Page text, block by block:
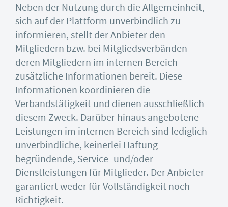
Neben der Nutzung durch die Allgemeinheit,
sich auf der Plattform unverbindlich zu
informieren, stellt der Anbieter den
Mitgliedern bzw. bei Mitgliedsverbänden
deren Mitgliedern im internen Bereich
zusätzliche Informationen bereit. Diese
Informationen koordinieren die
Verbandstätigkeit und dienen ausschließlich
diesem Zweck. Darüber hinaus angebotene
Leistungen im internen Bereich sind lediglich
unverbindliche, keinerlei Haftung
begründende, Service- und/oder
Dienstleistungen für Mitglieder. Der Anbieter
garantiert weder für Vollständigkeit noch
Richtigkeit.